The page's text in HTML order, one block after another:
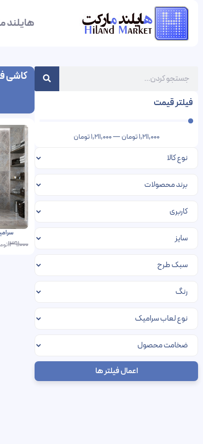
هایلند
فیلتر قیمت
1,211,000تومان—
1,211,000تومان
اعمال فیلتر ها
کاشی
سرامیک ونیز
1391000